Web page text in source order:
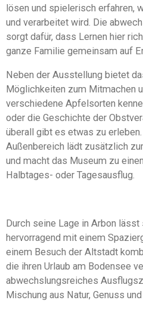
lösen und spielerisch erfahren,
und verarbeitet wird. Die
sorgt dafür, dass Lernen hier
ganze Familie gemeinsam auf
Neben der Ausstellung bietet
Möglichkeiten zum Mitmachen
verschiedene Apfelsorten
oder die Geschichte der
überall gibt es etwas zu
Außenbereich lädt zusätzlich
und macht das Museum zu
Halbtages- oder Tagesausflug.
Durch seine Lage in Arbon
hervorragend mit einem
einem Besuch der Altstadt
die ihren Urlaub am Bodensee
abwechslungsreiches
Mischung aus Natur, Genuss